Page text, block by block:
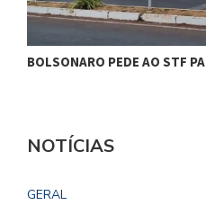
BOLSONARO PEDE AO STF
NOTÍCIAS
GERAL